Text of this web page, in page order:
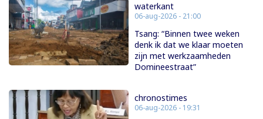
waterkant
06-aug-2026 - 21:00
Tsang: “Binnen twee weken
denk ik dat we klaar moeten
zijn met werkzaamheden
Domineestraat”
chronostimes
06-aug-2026 - 19:31